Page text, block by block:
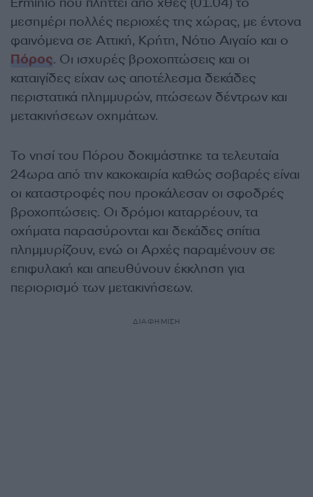
μεσημέρι πολλές περιοχές της χώρας, με έντονα
φαινόμενα σε Αττική, Κρήτη, Νότιο Αιγαίο και ο
Πόρος. Οι ισχυρές βροχοπτώσεις και οι
καταιγίδες είχαν ως αποτέλεσμα δεκάδες
περιστατικά πλημμυρών, πτώσεων δέντρων και
μετακινήσεων οχημάτων.
Το νησί του Πόρου δοκιμάστηκε τα τελευταία
24ωρα από την κακοκαιρία καθώς σοβαρές είναι
οι καταστροφές που προκάλεσαν οι σφοδρές
βροχοπτώσεις. Οι δρόμοι καταρρέουν, τα
οχήματα παρασύρονται και δεκάδες σπίτια
πλημμυρίζουν, ενώ οι Αρχές παραμένουν σε
επιφυλακή και απευθύνουν έκκληση για
περιορισμό των μετακινήσεων.
ΔΙΑΦΗΜΙΣΗ